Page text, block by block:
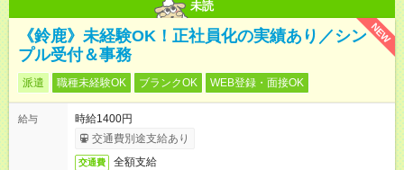
未読
NEW
《鈴鹿》未経験OK！正社員化の実績あり／シン
プル受付＆事務
派遣 職種未経験OK ブランクOK WEB登録・面接OK
給与
時給1400円
交通費別途支給あり
交通費 全額支給